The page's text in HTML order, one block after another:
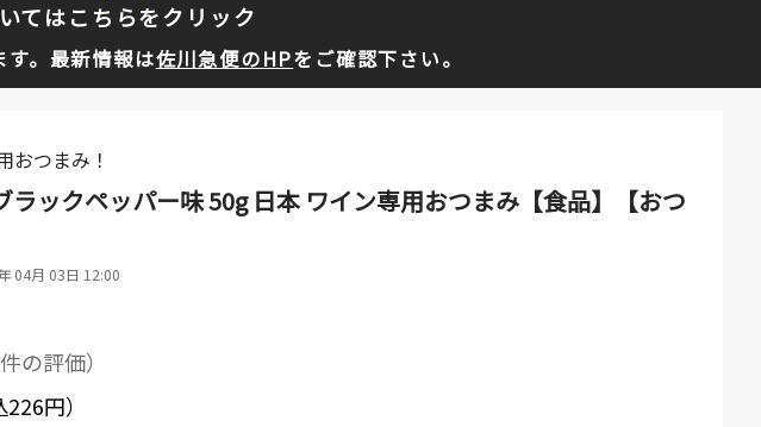
てはこちらをクリック
。最新情報は佐川急便のHPをご確認下さい。
おつまみ！
ックペッパー味 50g 日本 ワイン専用おつまみ【食品】【おつ
04月 03日 12:00
の評価）
226円）